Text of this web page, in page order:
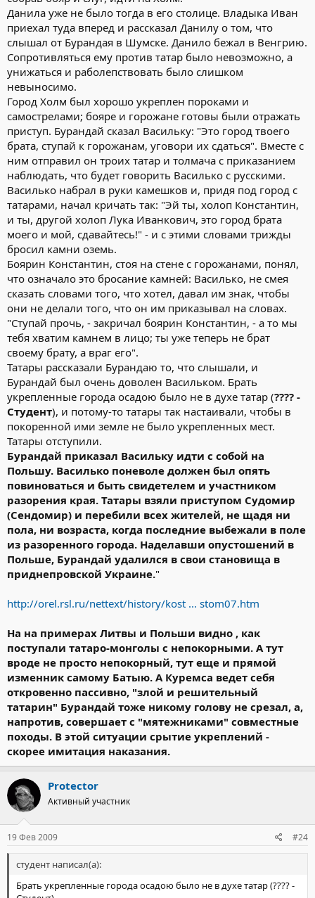
Данила уже не было тогда в его столице. Владыка Иван
приехал туда вперед и рассказал Данилу о том, что
слышал от Бурандая в Шумске. Данило бежал в Венгрию.
Сопротивляться ему против татар было невозможно, а
унижаться и раболепствовать было слишком
невыносимо.
Город Холм был хорошо укреплен пороками и
самострелами; бояре и горожане готовы были отражать
приступ. Бурандай сказал Васильку: "Это город твоего
брата, ступай к горожанам, уговори их сдаться". Вместе с
ним отправил он троих татар и толмача с приказанием
наблюдать, что будет говорить Василько с русскими.
Василько набрал в руки камешков и, придя под город с
татарами, начал кричать так: "Эй ты, холоп Константин,
и ты, другой холоп Лука Иванкович, это город брата
моего и мой, сдавайтесь!" - и с этими словами трижды
бросил камни оземь.
Боярин Константин, стоя на стене с горожанами, понял,
что означало это бросание камней: Василько, не смея
сказать словами того, что хотел, давал им знак, чтобы
они не делали того, что он им приказывал на словах.
"Ступай прочь, - закричал боярин Константин, - а то мы
тебя хватим камнем в лицо; ты уже теперь не брат
своему брату, а враг его".
Татары рассказали Бурандаю то, что слышали, и
Бурандай был очень доволен Васильком. Брать
укрепленные города осадою было не в духе татар (???? -
Студент), и потому-то татары так настаивали, чтобы в
покоренной ими земле не было укрепленных мест.
Татары отступили.
Бурандай приказал Васильку идти с собой на
Польшу. Василько поневоле должен был опять
повиноваться и быть свидетелем и участником
разорения края. Татары взяли приступом Судомир
(Сендомир) и перебили всех жителей, не щадя ни
пола, ни возраста, когда последние выбежали в поле
из разоренного города. Наделавши опустошений в
Польше, Бурандай удалился в свои становища в
приднепровской Украине."
http://orel.rsl.ru/nettext/history/kost ... stom07.htm
На на примерах Литвы и Польши видно , как
поступали татаро-монголы с непокорными. А тут
вроде не просто непокорный, тут еще и прямой
изменник самому Батыю. А Куремса ведет себя
откровенно пассивно, "злой и решительный
татарин" Бурандай тоже никому голову не срезал, а,
напротив, совершает с "мятежниками" совместные
походы. В этой ситуации срытие укреплений -
скорее имитация наказания.
Protector
Активный участник
19 Фев 2009 #24
студент написал(а):
Брать укрепленные города осадою было не в духе татар (???? -